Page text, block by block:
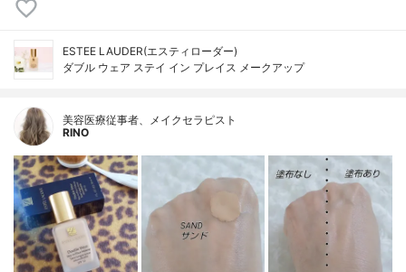
ESTEE LAUDER(エスティローダー)
ダブル ウェア ステイ イン プレイス メークアップ
美容医療従事者、メイクセラピスト
RINO